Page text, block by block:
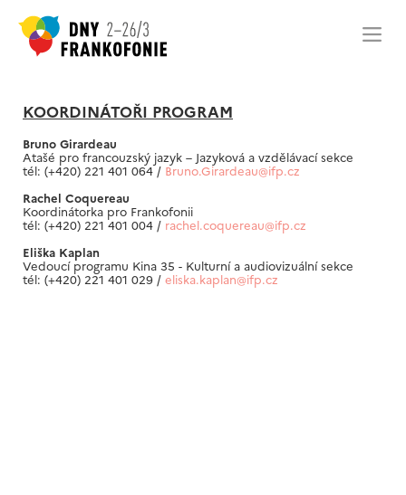
KOORDINÁTOŘI PROGRAM
Bruno Girardeau
Atašé pro francouzský jazyk – Jazyková a vzdělávací sekce
tél: (+420) 221 401 064 / Bruno.Girardeau@ifp.cz
Rachel Coquereau
Koordinátorka pro Frankofonii
tél: (+420) 221 401 004 / rachel.coquereau@ifp.cz
Eliška Kaplan
Vedoucí programu Kina 35 - Kulturní a audiovizuální sekce
tél: (+420) 221 401 029 / eliska.kaplan@ifp.cz